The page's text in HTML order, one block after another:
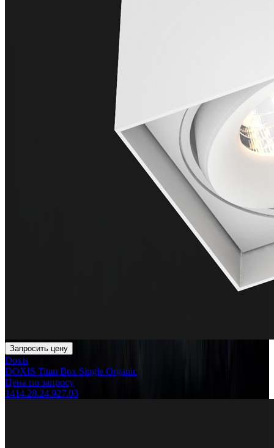
Запросить цену
Doxis
DOXIS Titan Box Single Organic
Цена по запросу
1414.28.24.927.03